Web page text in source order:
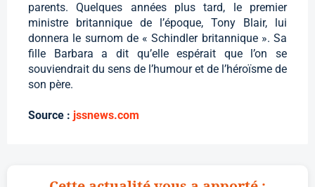
parents. Quelques années plus tard, le premier
ministre britannique de l’époque, Tony Blair, lui
donnera le surnom de « Schindler britannique ». Sa
fille Barbara a dit qu’elle espérait que l’on se
souviendrait du sens de l’humour et de l’héroïsme de
son père.
Source : jssnews.com